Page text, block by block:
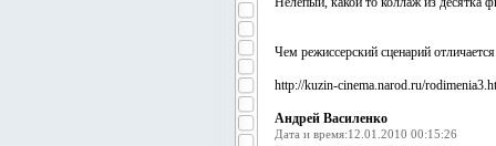
Чем режиссерский сценарий
http://kuzin-cinema.narod.ru/
Андрей Василенко
Дата и время:12.01.2010 00:15:26